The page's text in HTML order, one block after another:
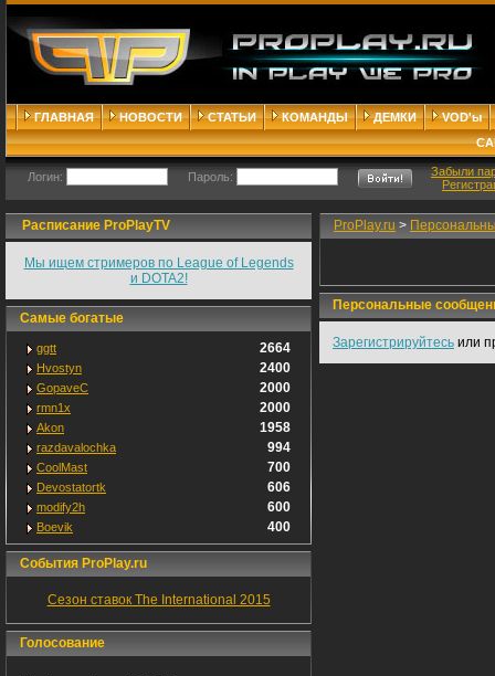
ГЛАВНАЯ НОВОСТИ СТАТЬИ КОМАНДЫ ДЕМКИ
VOD'ы
Логин: Пароль:
Забыли
Расписание ProPlayTV
Мы ищем стримеров по League of Legends
и DOTA2!
Самые богатые
ggtt 2664
Hvostyn 2400
GopaveC 2000
rmn1x 2000
Akon 1958
razdavalochka 994
CoolMast 700
Devostatortk 606
modify2h 600
Boevik 400
События ProPlay.ru
Сезон ставок The International 2015
Голосование
ProPlay.ru >
Персональные
Зарегистрируйтесь или